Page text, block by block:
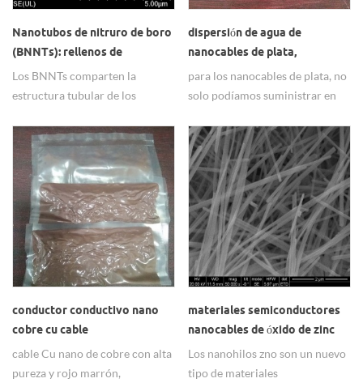
Nanotubos de nitruro de boro
(BNNTs): rellenos de
disipación de calor de alta
conductividad térmica
Los BNNTs comparten la
estructura tubular de los
ofrecen propiedades
fundamentalmente diferentes:
aislamiento eléctrico,
estabilidad térmica superior
(hasta 900°C en aire) y alta
conductividad térmica. Con una
banda prohibida amplia de ~5.5
eV, ofrecen un rendimiento
consistente y predecible donde
los CNTs se quedan cortos.
dispersión de agua de
nanocables de plata,
nanoalambres de alta
conductividad
para los nanocables de plata, no
solo podíamos suministrar en
podíamos suministrar en
dispersión, el disolvente podía
hacerlo de acuerdo con los
requisitos del cliente.
conductor conductivo nano
cobre cu cable
cable Cu nano de cobre con alta
pureza y rojo marrón,
materiales semiconductores
nanocables de óxido de zinc
zno
Los nanohilos zno son un nuevo
tipo de materiales